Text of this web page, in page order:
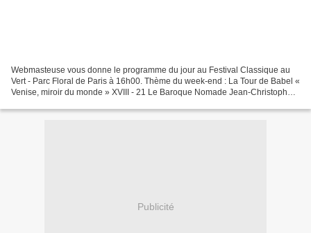
Webmasteuse vous donne le programme du jour au Festival Classique au
Vert - Parc Floral de Paris à 16h00. Thème du week-end : La Tour de Babel «
Venise, miroir du monde » XVIII - 21 Le Baroque Nomade Jean-Christophe
Publicité